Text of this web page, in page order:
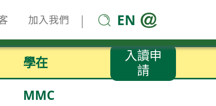
加入我們 | EN
學在
MMC
入讀申
請